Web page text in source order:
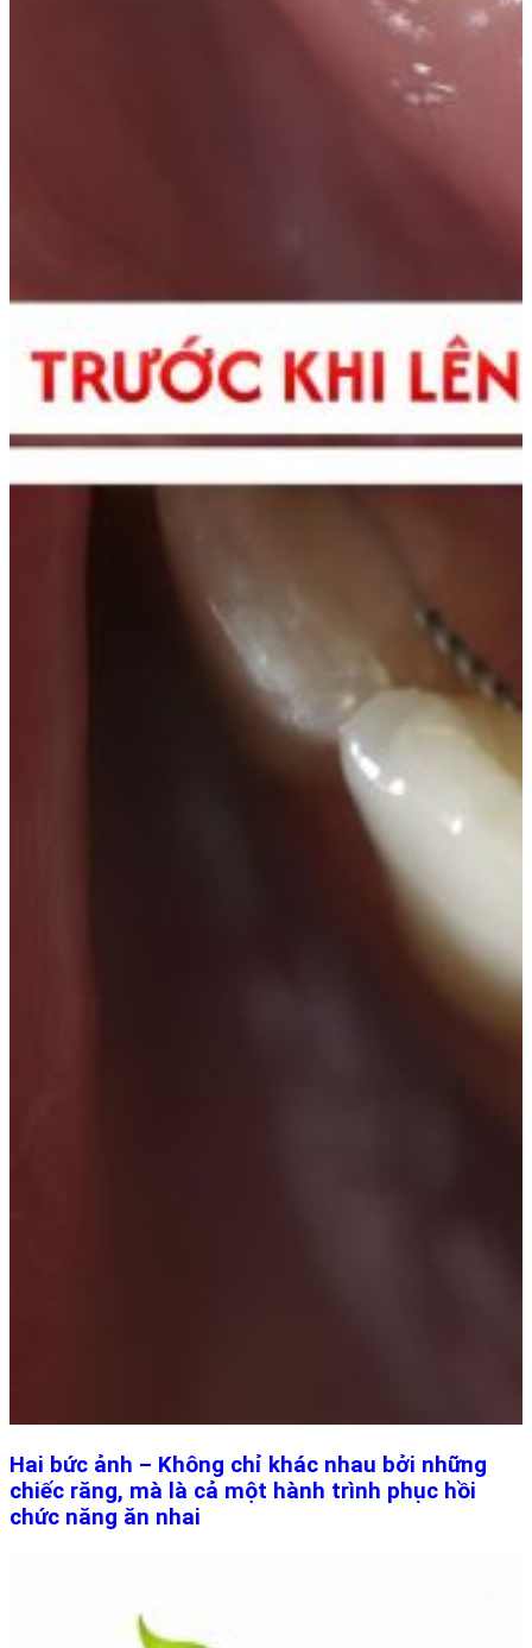
Hai bức ảnh – Không chỉ khác nhau bởi những
chiếc răng, mà là cả một hành trình phục hồi
chức năng ăn nhai